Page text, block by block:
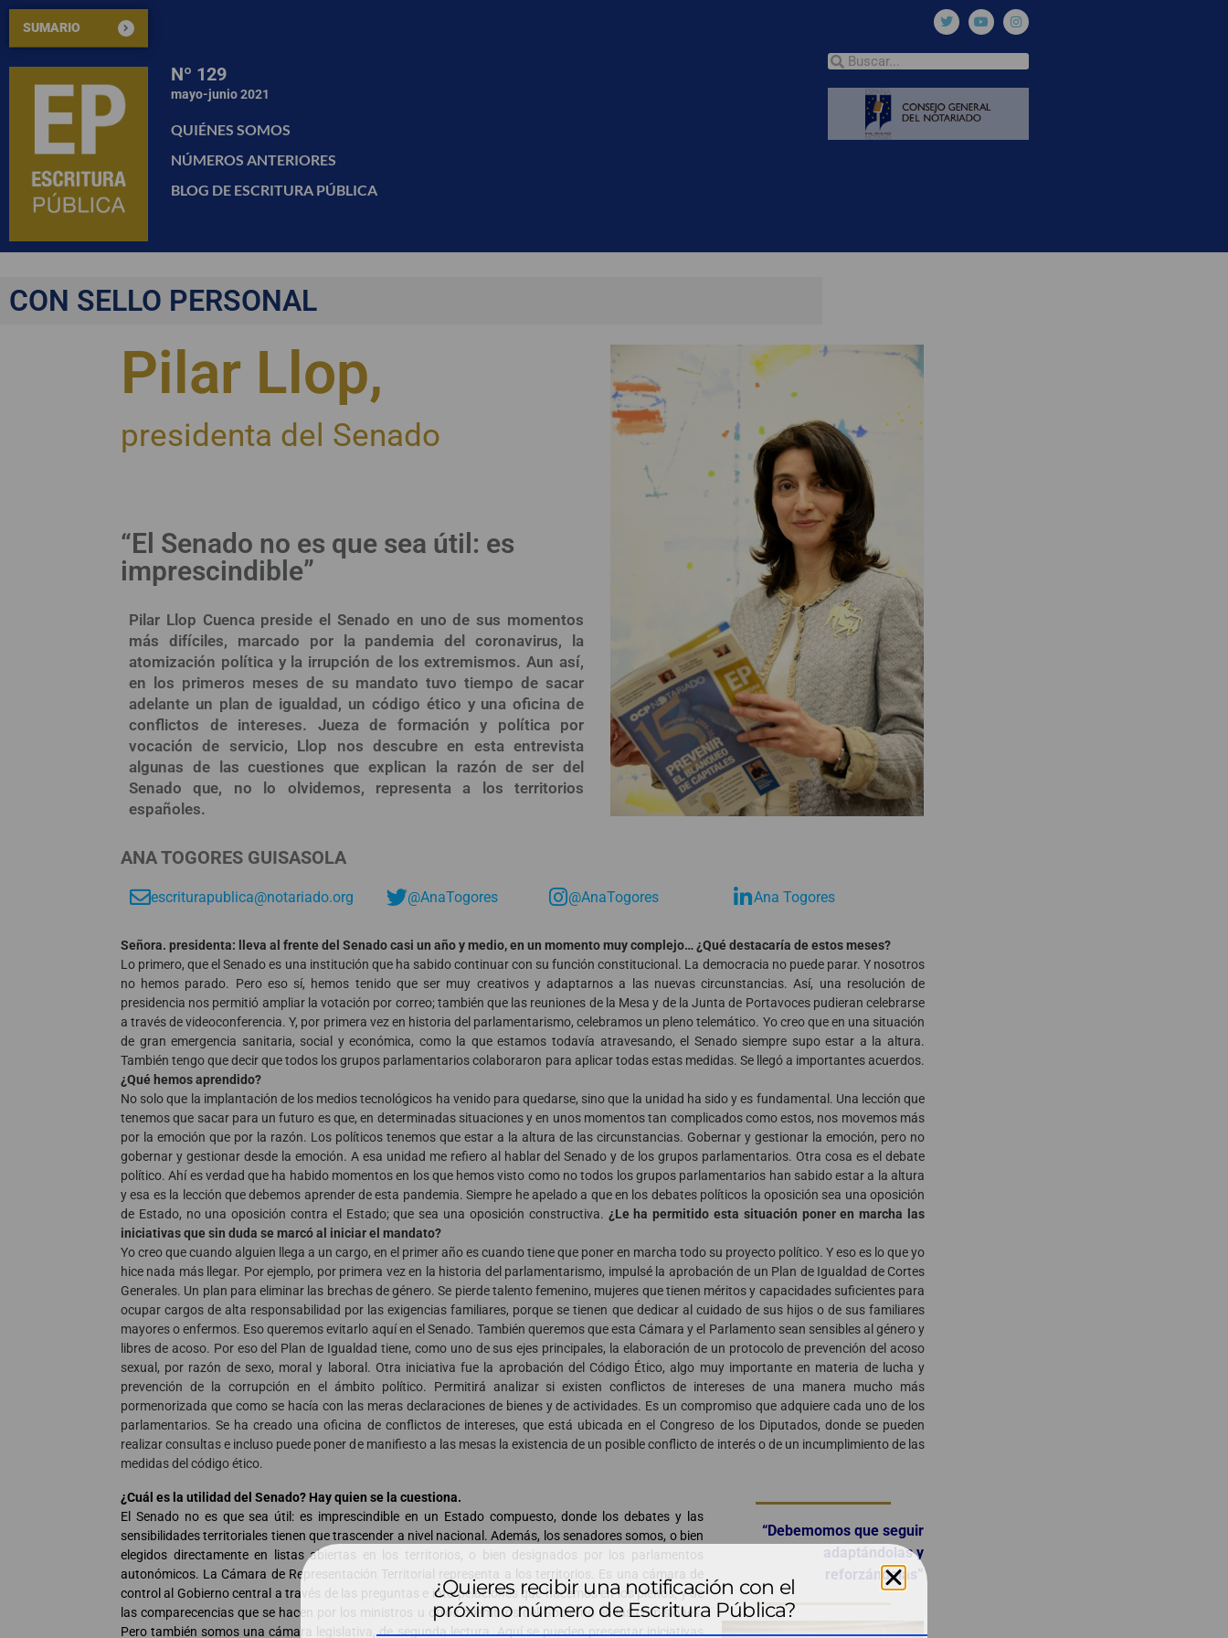
SUMARIO
Nº 129
mayo-junio 2021
QUIÉNES SOMOS
NÚMEROS ANTERIORES
BLOG DE ESCRITURA PÚBLICA
CON SELLO PERSONAL
Pilar Llop,
presidenta del Senado
“El Senado no es que sea útil: es
imprescindible”
Pilar Llop Cuenca preside el Senado en uno de sus momentos
más difíciles, marcado por la pandemia del coronavirus, la
atomización política y la irrupción de los extremismos. Aun así,
en los primeros meses de su mandato tuvo tiempo de sacar
adelante un plan de igualdad, un código ético y una oficina de
conflictos de intereses. Jueza de formación y política por
vocación de servicio, Llop nos descubre en esta entrevista
algunas de las cuestiones que explican la razón de ser del
Senado que, no lo olvidemos, representa a los territorios
españoles.
ANA TOGORES GUISASOLA
escriturapublica@notariado.org @AnaTogores @AnaTogores Ana Togores
Señora. presidenta: lleva al frente del Senado casi un año y medio, en un momento muy complejo… ¿Qué destacaría de estos meses?
Lo primero, que el Senado es una institución que ha sabido continuar con su función constitucional. La democracia no puede parar. Y nosotros
no hemos parado. Pero eso sí, hemos tenido que ser muy creativos y adaptarnos a las nuevas circunstancias. Así, una resolución de
presidencia nos permitió ampliar la votación por correo; también que las reuniones de la Mesa y de la Junta de Portavoces pudieran celebrarse
a través de videoconferencia. Y, por primera vez en historia del parlamentarismo, celebramos un pleno telemático. Yo creo que en una situación
de gran emergencia sanitaria, social y económica, como la que estamos todavía atravesando, el Senado siempre supo estar a la altura.
También tengo que decir que todos los grupos parlamentarios colaboraron para aplicar todas estas medidas. Se llegó a importantes acuerdos.
¿Qué hemos aprendido?
No solo que la implantación de los medios tecnológicos ha venido para quedarse, sino que la unidad ha sido y es fundamental. Una lección que
tenemos que sacar para un futuro es que, en determinadas situaciones y en unos momentos tan complicados como estos, nos movemos más
por la emoción que por la razón. Los políticos tenemos que estar a la altura de las circunstancias. Gobernar y gestionar la emoción, pero no
gobernar y gestionar desde la emoción. A esa unidad me refiero al hablar del Senado y de los grupos parlamentarios. Otra cosa es el debate
político. Ahí es verdad que ha habido momentos en los que hemos visto como no todos los grupos parlamentarios han sabido estar a la altura
y esa es la lección que debemos aprender de esta pandemia. Siempre he apelado a que en los debates políticos la oposición sea una oposición
de Estado, no una oposición contra el Estado; que sea una oposición constructiva. ¿Le ha permitido esta situación poner en marcha las
iniciativas que sin duda se marcó al iniciar el mandato?
Yo creo que cuando alguien llega a un cargo, en el primer año es cuando tiene que poner en marcha todo su proyecto político. Y eso es lo que yo
hice nada más llegar. Por ejemplo, por primera vez en la historia del parlamentarismo, impulsé la aprobación de un Plan de Igualdad de Cortes
Generales. Un plan para eliminar las brechas de género. Se pierde talento femenino, mujeres que tienen méritos y capacidades suficientes para
ocupar cargos de alta responsabilidad por las exigencias familiares, porque se tienen que dedicar al cuidado de sus hijos o de sus familiares
mayores o enfermos. Eso queremos evitarlo aquí en el Senado. También queremos que esta Cámara y el Parlamento sean sensibles al género y
libres de acoso. Por eso del Plan de Igualdad tiene, como uno de sus ejes principales, la elaboración de un protocolo de prevención del acoso
sexual, por razón de sexo, moral y laboral. Otra iniciativa fue la aprobación del Código Ético, algo muy importante en materia de lucha y
prevención de la corrupción en el ámbito político. Permitirá analizar si existen conflictos de intereses de una manera mucho más
pormenorizada que como se hacía con las meras declaraciones de bienes y de actividades. Es un compromiso que adquiere cada uno de los
parlamentarios. Se ha creado una oficina de conflictos de intereses, que está ubicada en el Congreso de los Diputados, donde se pueden
realizar consultas e incluso puede poner de manifiesto a las mesas la existencia de un posible conflicto de interés o de un incumplimiento de las
medidas del código ético.
¿Cuál es la utilidad del Senado? Hay quien se la cuestiona.
El Senado no es que sea útil: es imprescindible en un Estado compuesto, donde los debates y las
sensibilidades territoriales tienen que trascender a nivel nacional. Además, los senadores somos, o bien
elegidos directamente en listas abiertas en los territorios, o bien designados por los parlamentos
autonómicos. La Cámara de Representación Territorial representa a los territorios. Es una cámara de
control al Gobierno central a través de las preguntas e interpelaciones que hacemos en los plenos, y de
las comparecencias que se hacen por los ministros u otros miembros del Gobierno en las comisiones.
Pero también somos una cámara legislativa, de segunda lectura. Aquí se pueden presentar iniciativas
“Debemomos que seguir
adaptándolas y
reforzándolas”
¿Quieres recibir una notificación con el
próximo número de Escritura Pública?